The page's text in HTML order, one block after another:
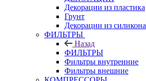
Декорации из пластика
Грунт
Декорации из силикона
ФИЛЬТРЫ
Назад
ФИЛЬТРЫ
Фильтры внутренние
Фильтры внешние